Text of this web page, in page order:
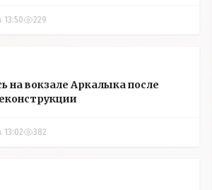
13:50 229
на вокзале Аркалыка после
13:02 382